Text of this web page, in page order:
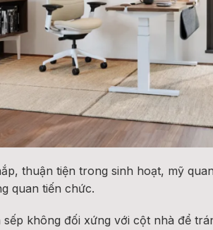
thuận tiện trong sinh hoạt, mỹ
quan tiến chức.
sếp không đối xứng với cột nhà để